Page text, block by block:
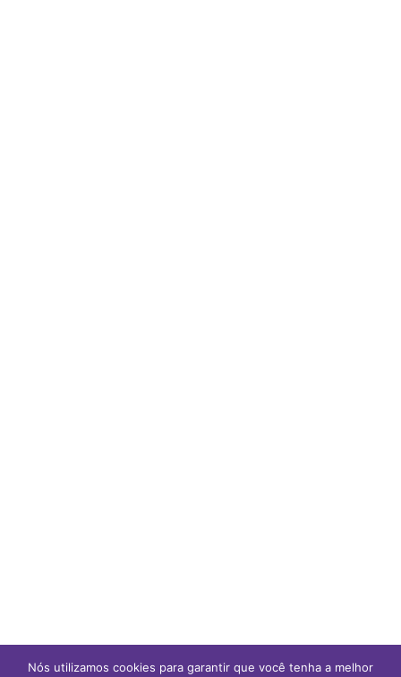
Nós utilizamos cookies para garantir que você tenha a melhor